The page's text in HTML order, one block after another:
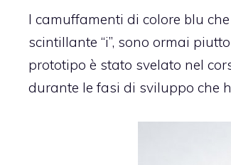
I camuffamenti di colore blu
scintillante “i”, sono ormai
prototipo è stato svelato nel
durante le fasi di sviluppo che